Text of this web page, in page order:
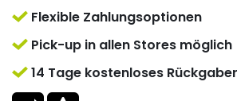
Flexible Zahlungsoptionen
Pick-up in allen Stores möglich
14 Tage kostenloses